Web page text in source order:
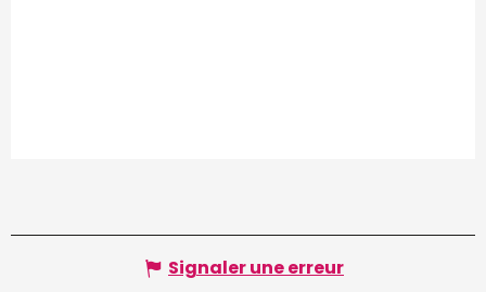
Signaler une erreur